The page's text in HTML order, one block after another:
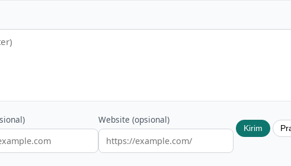
Website (opsional)